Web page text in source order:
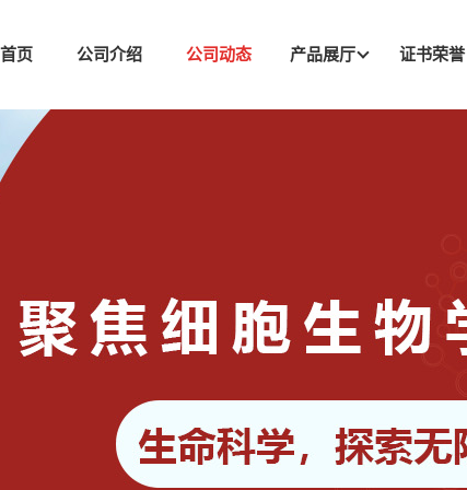
页 公司介绍 公司动态 产品展厅 证书荣誉